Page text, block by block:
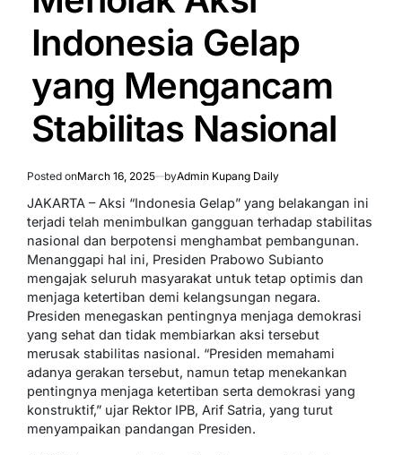
Indonesia Gelap
yang Mengancam
Stabilitas Nasional
Posted onMarch 16, 2025 byAdmin Kupang Daily
JAKARTA – Aksi “Indonesia Gelap” yang belakangan ini
terjadi telah menimbulkan gangguan terhadap stabilitas
nasional dan berpotensi menghambat pembangunan.
Menanggapi hal ini, Presiden Prabowo Subianto
mengajak seluruh masyarakat untuk tetap optimis dan
menjaga ketertiban demi kelangsungan negara.
Presiden menegaskan pentingnya menjaga demokrasi
yang sehat dan tidak membiarkan aksi tersebut
merusak stabilitas nasional. “Presiden memahami
adanya gerakan tersebut, namun tetap menekankan
pentingnya menjaga ketertiban serta demokrasi yang
konstruktif,” ujar Rektor IPB, Arif Satria, yang turut
menyampaikan pandangan Presiden.